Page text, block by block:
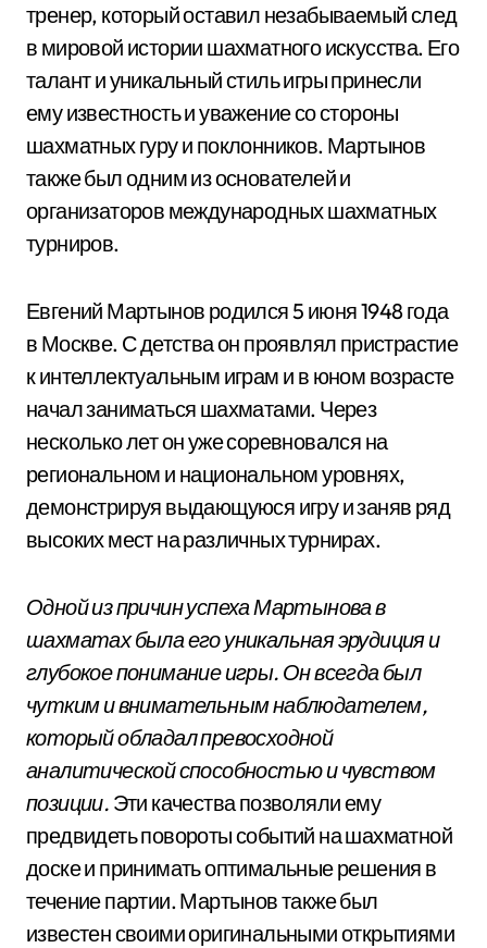
тренер, который оставил незабываемый след
в мировой истории шахматного искусства. Его
талант и уникальный стиль игры принесли
ему известность и уважение со стороны
шахматных гуру и поклонников. Мартынов
также был одним из основателей и
организаторов международных шахматных
турниров.
Евгений Мартынов родился 5 июня 1948 года
в Москве. С детства он проявлял пристрастие
к интеллектуальным играм и в юном возрасте
начал заниматься шахматами. Через
несколько лет он уже соревновался на
региональном и национальном уровнях,
демонстрируя выдающуюся игру и заняв ряд
высоких мест на различных турнирах.
Одной из причин успеха Мартынова в
шахматах была его уникальная эрудиция и
глубокое понимание игры. Он всегда был
чутким и внимательным наблюдателем,
который обладал превосходной
аналитической способностью и чувством
позиции. Эти качества позволяли ему
предвидеть повороты событий на шахматной
доске и принимать оптимальные решения в
течение партии. Мартынов также был
известен своими оригинальными открытиями